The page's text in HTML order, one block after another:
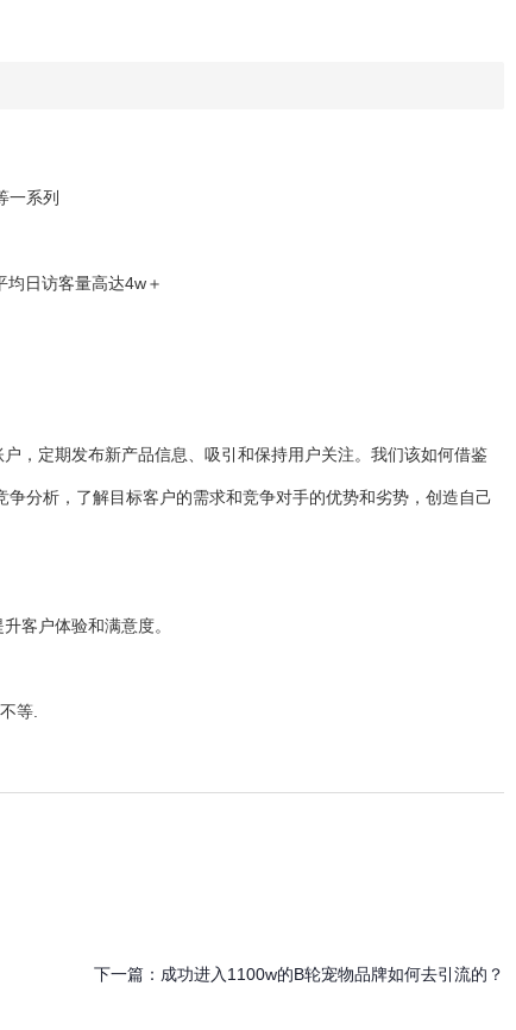
一系列
日访客量高达4w＋
，定期发布新产品信息、吸引和保持用户关注。我们该如何借鉴
分析，了解目标客户的需求和竞争对手的优势和劣势，创造自己
客户体验和满意度。
等.
下一篇： 成功进入1100w的B轮宠物品牌如何去引流的？